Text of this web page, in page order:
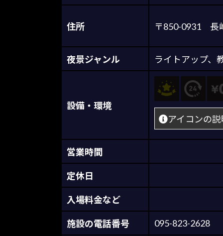
住所 〒850-0931
夜景ジャンル ライトアップ、
設備・環境
アイコンの
営業時間
定休日
入場料金など
施設の電話番号 095-823-2628